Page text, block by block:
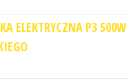
ELEKTRYCZNA P3 500W